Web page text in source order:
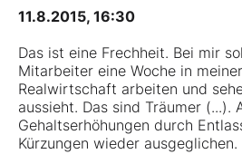
11.8.2015, 16:30
Das ist eine Frechheit. Bei mir
Mitarbeiter eine Woche in
Realwirtschaft arbeiten und
aussieht. Das sind Träumer (...).
Gehaltserhöhungen durch
Kürzungen wieder ausgeglichen.